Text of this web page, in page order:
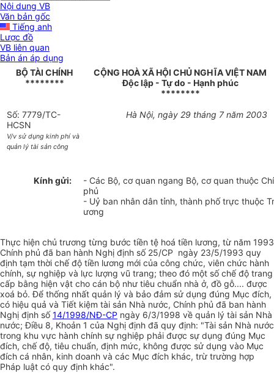
Nội dung VB
Văn bản gốc
Tiếng anh
Lược đồ
VB liên quan
Bản án áp dụng
BỘ TÀI CHÍNH
********
CỘNG HOÀ XÃ HỘI CHỦ NGHĨA VIỆT NAM
Độc lập - Tự do - Hạnh phúc
********
Số: 7779/TC-
HCSN
V/v sử dụng kinh phí và
quản lý tài sản công
Hà Nội, ngày 29 tháng 7 năm 2003
Kính gửi:
- Các Bộ, cơ quan ngang Bộ, cơ quan thuộc
phủ
- Uỷ ban nhân dân tỉnh, thành phố trực thuộc
ương
Thực hiện chủ trương từng bước tiền tệ hoá tiền lương, từ năm 1993
Chính phủ đã ban hành Nghị định số 25/CP ngày 23/5/1993 quy
định tạm thời chế độ tiền lương mới của công chức, viên chức hành
chính, sự nghiệp và lực lượng vũ trang; theo đó một số chế độ trang
cấp bằng hiện vật cho cán bộ như tiêu chuẩn nhà ở, đồ gỗ.... được
xoá bỏ. Để thống nhất quản lý và bảo đảm sử dụng đúng Mục đích,
có hiệu quả và Tiết kiệm tài sản Nhà nước, Chính phủ đã ban hành
Nghị định số14/1998/NĐ-CP ngày 6/3/1998 về quản lý tài sản Nhà
nước; Điều 8, Khoản 1 của Nghị định đã quy định: "Tài sản Nhà nước
trong khu vực hành chính sự nghiệp phải được sự dụng đúng Mục
đích, chế độ, tiêu chuẩn, định mức, không được sử dụng vào Mục
đích cá nhân, kinh doanh và các Mục đích khác, trừ trường hợp
Pháp luật có quy định khác".